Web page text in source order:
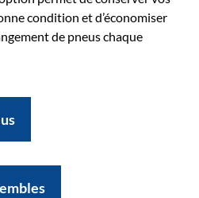
condition et d’économiser
de pneus chaque